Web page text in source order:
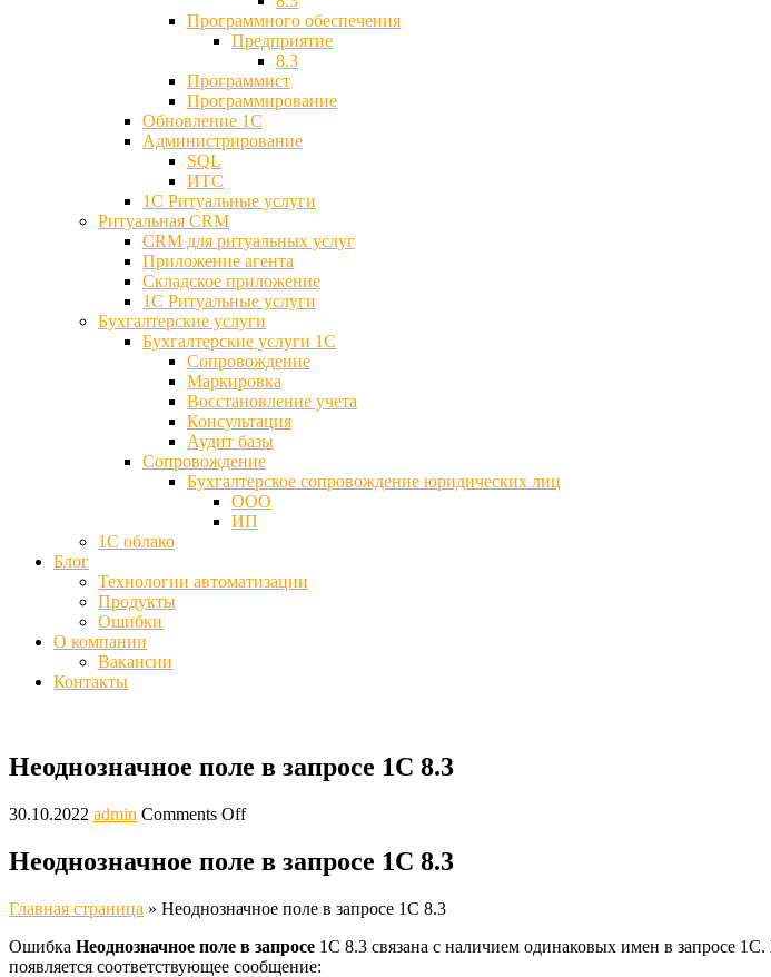
Программного обеспечения
Предприятие
8.3
Программист
Программирование
Обновление 1С
Администрирование
SQL
ИТС
1С Ритуальные услуги
Ритуальная CRM
CRM для ритуальных услуг
Приложение агента
Складское приложение
1С Ритуальные услуги
Бухгалтерские услуги
Бухгалтерские услуги 1С
Сопровождение
Маркировка
Восстановление учета
Консультация
Аудит базы
Cопровождение
Бухгалтерское сопровождение юридических лиц
ООО
ИП
1С облако
Блог
Технологии автоматизации
Продукты
Ошибки
О компании
Вакансии
Контакты
Неоднозначное поле в запросе 1С 8.3
30.10.2022 admin Comments Off
Неоднозначное поле в запросе 1С 8.3
Главная страница » Неоднозначное поле в запросе 1С 8.3
Ошибка Неоднозначное поле в запросе 1С 8.3 связана с наличием одинаковых имен в запросе
появляется соответствующее сообщение: